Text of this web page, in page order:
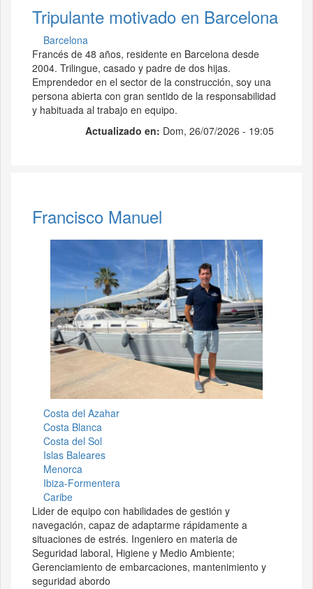
Tripulante motivado en Barcelona
Barcelona
Francés de 48 años, residente en Barcelona desde
2004. Trilingue, casado y padre de dos hijas.
Emprendedor en el sector de la construcción, soy una
persona abierta con gran sentido de la responsabilidad
y habituada al trabajo en equipo.
Actualizado en: Dom, 26/07/2026 - 19:05
Francisco Manuel
Costa del Azahar
Costa Blanca
Costa del Sol
Islas Baleares
Menorca
Ibiza-Formentera
Caribe
Lider de equipo con habilidades de gestión y
navegación, capaz de adaptarme rápidamente a
situaciones de estrés. Ingeniero en materia de
Seguridad laboral, Higiene y Medio Ambiente;
Gerenciamiento de embarcaciones, mantenimiento y
seguridad abordo